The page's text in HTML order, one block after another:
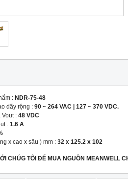
: NDR-75-48
dãy rộng : 90 ~ 264 VAC | 127 ~ 370 VDC.
: 48 VDC
: 1.6 A
x cao x sâu ) mm : 32 x 125.2 x 102
CHÚG TÔI ĐỂ MUA NGUỒN MEANWELL